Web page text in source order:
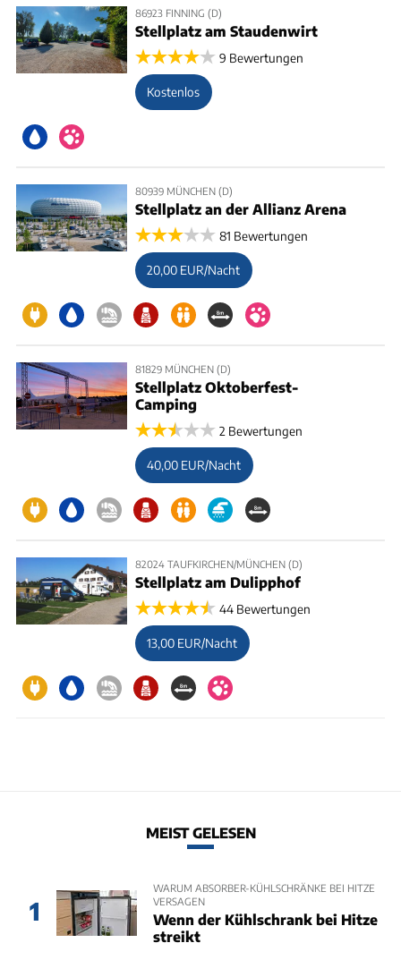
86923 FINNING (D)
Stellplatz am Staudenwirt
9 Bewertungen
Kostenlos
80939 MÜNCHEN (D)
Stellplatz an der Allianz Arena
81 Bewertungen
20,00 EUR/Nacht
81829 MÜNCHEN (D)
Stellplatz Oktoberfest-
Camping
2 Bewertungen
40,00 EUR/Nacht
82024 TAUFKIRCHEN/MÜNCHEN (D)
Stellplatz am Dulipphof
44 Bewertungen
13,00 EUR/Nacht
MEIST GELESEN
1
WARUM ABSORBER-KÜHLSCHRÄNKE BEI HITZE
VERSAGEN
Wenn der Kühlschrank bei Hitze
streikt